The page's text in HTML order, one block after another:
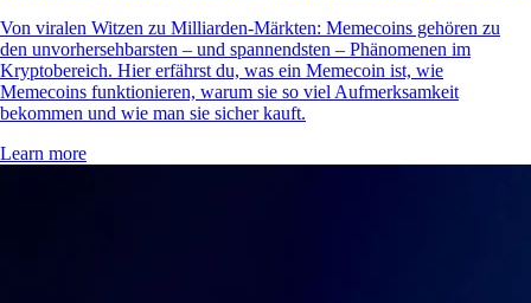
Von viralen Witzen zu Milliarden-Märkten: Memecoins gehören zu
den unvorhersehbarsten – und spannendsten – Phänomenen im
Kryptobereich. Hier erfährst du, was ein Memecoin ist, wie
Memecoins funktionieren, warum sie so viel Aufmerksamkeit
bekommen und wie man sie sicher kauft.
Learn more